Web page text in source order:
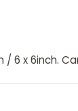
6 x 6inch.